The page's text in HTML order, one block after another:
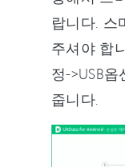
랍니다. 스
주셔야 합
정->USB
줍니다.